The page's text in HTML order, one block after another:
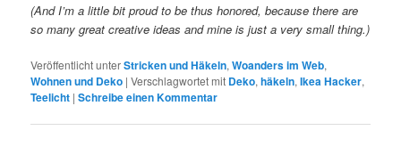
(And I’m a little bit proud to be thus honored, because there are
so many great creative ideas and mine is just a very small thing.)
Veröffentlicht unterStricken und Häkeln,Woanders im Web,
Wohnen und Deko |Verschlagwortet mit Deko,häkeln,Ikea Hacker,
Teelicht |Schreibe einen Kommentar